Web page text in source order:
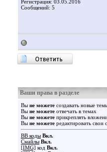
Регистрация: 03.05.2016
Сообщений: 5
Ваши права в разделе
Вы не можете создавать новые
Вы не можете отвечать в темах
Вы не можете прикреплять
Вы не можете редактировать свои
BB коды Вкл.
Смайлы Вкл.
[IMG] код Вкл.